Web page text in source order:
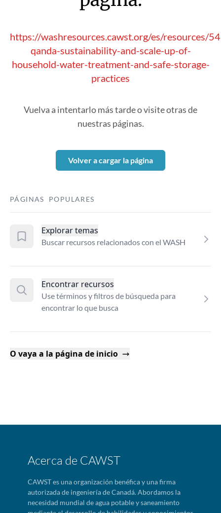
https://washresources.cawst.org/es/resources/
qanda-sustainability-and-scale-up-of-
household-water-treatment-and-safe-storage-
practices
Vuelva a intentarlo más tarde o visite otras de
nuestras páginas.
Volver a cargar la página
PÁGINAS POPULARES
Explorar temas
Buscar recursos relacionados con el WASH
Encontrar recursos
Use términos y filtros de búsqueda para
encontrar lo que busca
O vaya a la página de inicio
Acerca de CAWST
CAWST es una organización benéfica y una firma
autorizada de ingeniería de Canadá. Abordamos la
necesidad mundial de agua potable y saneamiento